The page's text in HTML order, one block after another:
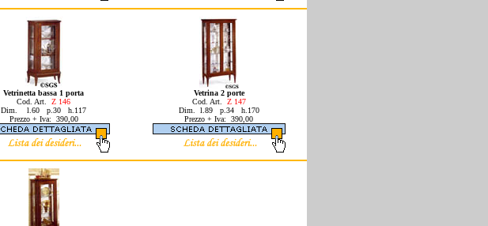
Vetrinetta bassa 1 porta
Cod. Art.
Z 146
Dim. l.60 p.30 h.117
Prezzo + Iva: 390,00
Vetrina 2 porte
Cod. Art. Z 147
Dim. l.89 p.34 h.170
Prezzo + Iva: 390,00